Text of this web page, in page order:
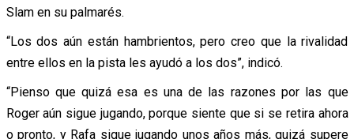
Slam en su palmarés.
“Los dos aún están hambrientos, pero creo que la rivalidad
entre ellos en la pista les ayudó a los dos”, indicó.
“Pienso que quizá esa es una de las razones por las que
Roger aún sigue jugando, porque siente que si se retira ahora
o pronto, y Rafa sigue jugando unos años más, quizá supere